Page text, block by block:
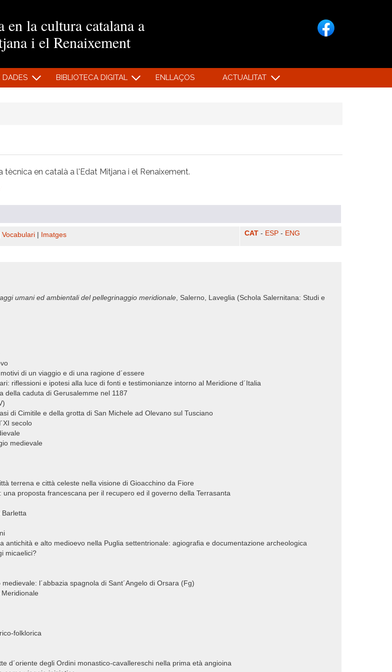
en la cultura catalana a
i el Renaixement
DADES BIBLIOTECA DIGITAL ENLLAÇOS ACTUALITAT
en català a l'Edat Mitjana i el Renaixement.
Vocabulari Imatges CAT - ESP - ENG
umani ed ambientali del pellegrinaggio meridionale, Salerno, Laveglia (Schola Salernitana: Studi e
di un viaggio e di una ragione d´essere
riflessioni e ipotesi alla luce di fonti e testimonianze intorno al Meridione d´Italia
della caduta di Gerusalemme nel 1187
di Cimitile e della grotta di San Michele ad Olevano sul Tusciano
secolo
medievale
terrena e città celeste nella visione di Gioacchino da Fiore
proposta francescana per il recupero ed il governo della Terrasanta
Barletta
antichità e alto medioevo nella Puglia settentrionale: agiografia e documentazione archeologica
micaelici?
l´abbazia spagnola di Sant´Angelo di Orsara (Fg)
folklorica
d´oriente degli Ordini monastico-cavallereschi nella prima età angioina